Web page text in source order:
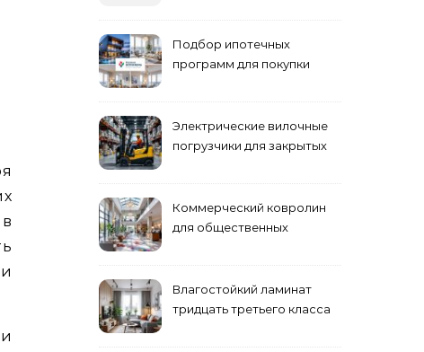
Подбор ипотечных
программ для покупки
Электрические вилочные
погрузчики для закрытых
Коммерческий ковролин
для общественных
Влагостойкий ламинат
тридцать третьего класса